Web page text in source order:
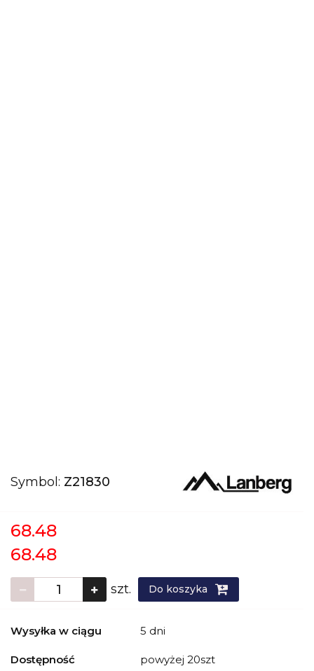
Symbol: Z21830
68.48
68.48
szt. Do koszyka
Wysyłka w ciągu 5 dni
Dostępność powyżej 20szt